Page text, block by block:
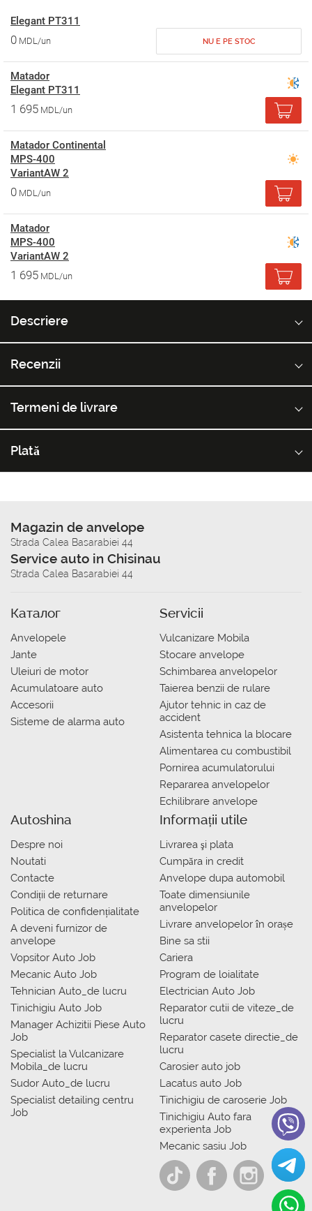
Elegant PT311
0 MDL/un NU E PE STOC
Matador
Elegant PT311
1 695 MDL/un
Matador Continental
MPS-400
VariantAW 2
0 MDL/un
Matador
MPS-400
VariantAW 2
1 695 MDL/un
Descriere
Recenzii
Termeni de livrare
Plată
Magazin de anvelope
Strada Calea Basarabiei 44
Service auto in Chisinau
Strada Calea Basarabiei 44
Каталог
Anvelopele
Jante
Uleiuri de motor
Acumulatoare auto
Accesorii
Sisteme de alarma auto
Servicii
Vulcanizare Mobila
Stocare anvelope
Schimbarea anvelopelor
Taierea benzii de rulare
Ajutor tehnic in caz de
accident
Asistenta tehnica la blocare
Alimentarea cu combustibil
Pornirea acumulatorului
Repararea anvelopelor
Echilibrare anvelope
Autoshina
Despre noi
Noutati
Contacte
Condiții de returnare
Politica de confidențialitate
A deveni furnizor de
anvelope
Vopsitor Auto Job
Mecanic Auto Job
Tehnician Auto_de lucru
Tinichigiu Auto Job
Manager Achizitii Piese Auto
Job
Specialist la Vulcanizare
Mobila_de lucru
Sudor Auto_de lucru
Specialist detailing centru
Job
Informații utile
Livrarea şi plata
Сumpăra in credit
Anvelope dupa automobil
Toate dimensiunile
anvelopelor
Livrare anvelopelor în orașe
Bine sa stii
Cariera
Program de loialitate
Electrician Auto Job
Reparator cutii de viteze_de
lucru
Reparator casete directie_de
lucru
Carosier auto job
Lacatus auto Job
Tinichigiu de caroserie Job
Tinichigiu Auto fara
experienta Job
Mecanic sasiu Job